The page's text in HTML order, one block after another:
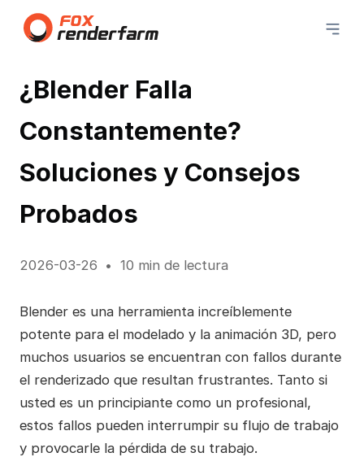
¿Blender Falla
Constantemente?
Soluciones y Consejos
Probados
2026-03-26 10 min de lectura
Blender es una herramienta increíblemente
potente para el modelado y la animación 3D, pero
muchos usuarios se encuentran con fallos durante
el renderizado que resultan frustrantes. Tanto si
usted es un principiante como un profesional,
estos fallos pueden interrumpir su flujo de trabajo
y provocarle la pérdida de su trabajo.